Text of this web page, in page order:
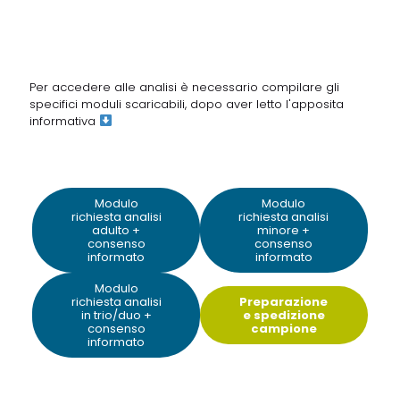
Per accedere alle analisi è necessario compilare gli
specifici moduli scaricabili, dopo aver letto l'apposita
informativa
Modulo
richiesta analisi
adulto +
consenso
informato
Modulo
richiesta analisi
minore +
consenso
informato
Modulo
richiesta analisi
in trio/duo +
consenso
informato
Preparazione
e spedizione
campione